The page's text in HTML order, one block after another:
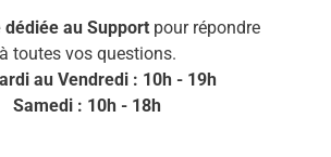
dédiée au Support pour répondre
à toutes vos questions.
au Vendredi : 10h - 19h
Samedi : 10h - 18h